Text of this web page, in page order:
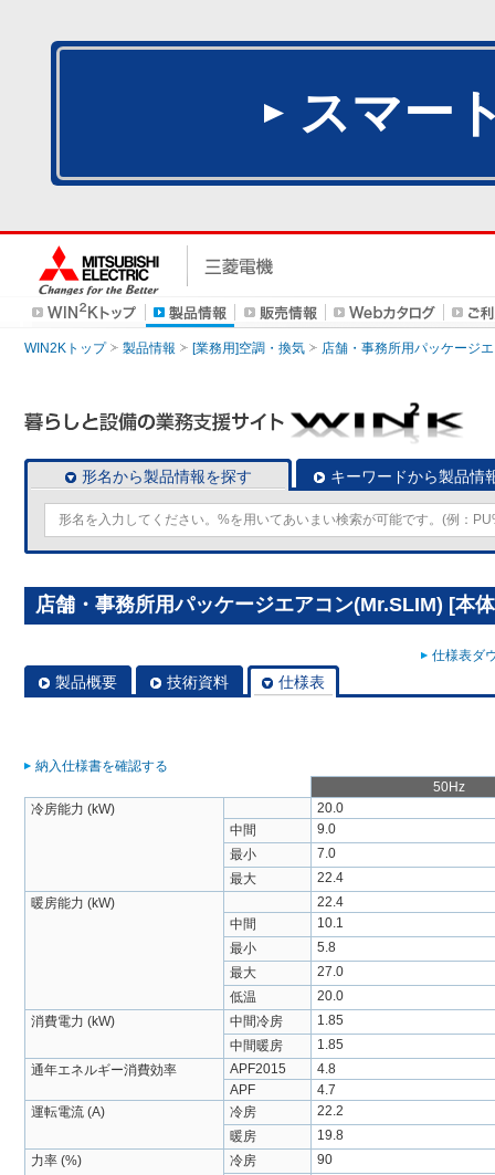
スマー
WIN2Kトップ 製品情報 [業務用]空調・換気 店舗・事務所用パッケージ
形名から製品情報を探す キーワードから製品情
店舗・事務所用パッケージエアコン(Mr.SLIM) [本
仕様表ダ
製品概要 技術資料 仕様表
納入仕様書を確認する
50Hz
冷房能力 (kW)
20.0
中間
9.0
最小
7.0
最大
22.4
暖房能力 (kW)
22.4
中間
10.1
最小
5.8
最大
27.0
低温
20.0
消費電力 (kW)
中間冷房
1.85
中間暖房
1.85
通年エネルギー消費効率
APF2015
4.8
APF
4.7
運転電流 (A)
冷房
22.2
暖房
19.8
力率 (%)
冷房
90